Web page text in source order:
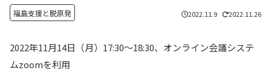
福島支援と脱原発 2022.11.9 2022.11.26
2022年11月14日（月）17:30～18:30、オンライン会議システ
ムzoomを利用